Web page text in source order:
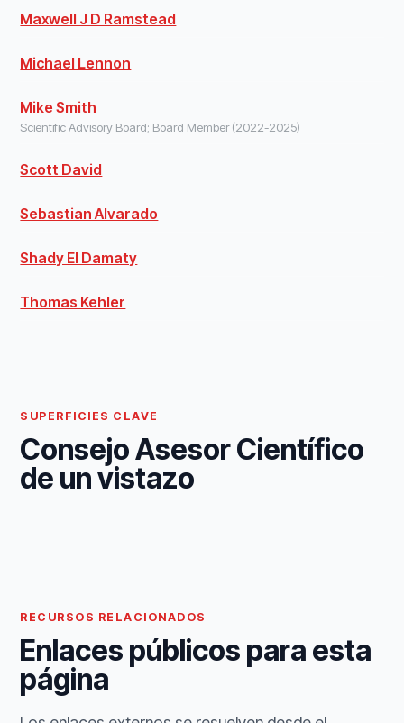
Maxwell J D Ramstead
Michael Lennon
Mike Smith
Scientific Advisory Board; Board Member (2022-2025)
Scott David
Sebastian Alvarado
Shady El Damaty
Thomas Kehler
SUPERFICIES CLAVE
Consejo Asesor Científico
de un vistazo
RECURSOS RELACIONADOS
Enlaces públicos para esta
página